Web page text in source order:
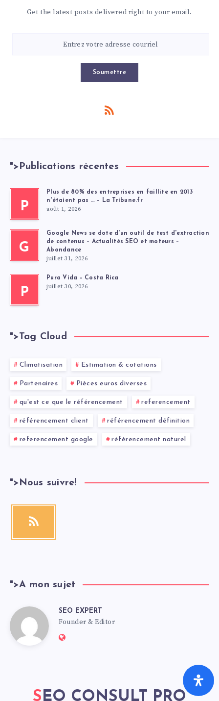
Get the latest posts delivered right to your email.
Soumettre
">Publications récentes
P
Plus de 80% des entreprises en faillite en 2013
n'étaient pas … – La Tribune.fr
août 1, 2026
G
Google News se dote d'un outil de test d'extraction
de contenus – Actualités SEO et moteurs –
Abondance
juillet 31, 2026
P
Pura Vida – Costa Rica
juillet 30, 2026
">Tag Cloud
Climatisation Estimation & cotations
Partenaires Pièces euros diverses
qu'est ce que le référencement referencement
référencement client référencement définition
referencement google référencement naturel
">Nous suivre!
">A mon sujet
SEO EXPERT
Founder & Editor
SEO CONSULT PRO